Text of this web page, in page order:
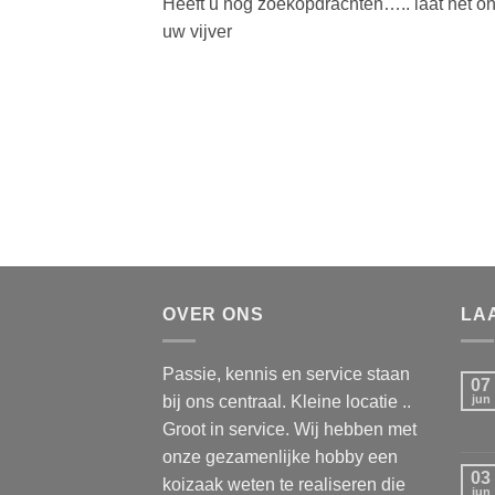
uw vijver
OVER ONS
Passie, kennis en service staan
bij ons centraal. Kleine locatie ..
Groot in service. Wij hebben met
onze gezamenlijke hobby een
koizaak weten te realiseren die
07
jun
03
jun